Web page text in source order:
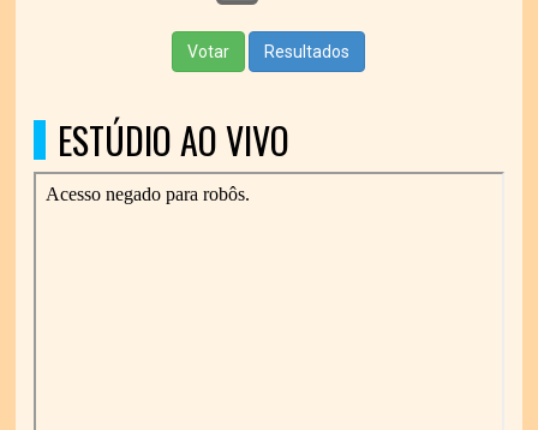
Votar Resultados
ESTÚDIO AO VIVO